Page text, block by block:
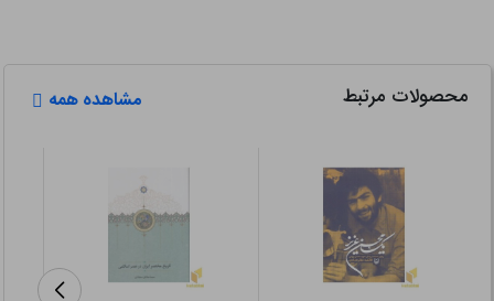
محصولات مرتبط مشاهده همه